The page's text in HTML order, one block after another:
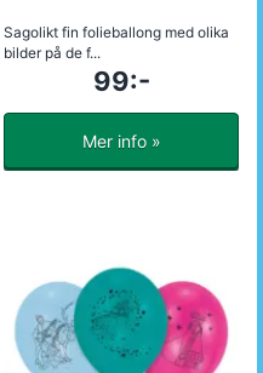
Sagolikt fin folieballong med olika
bilder på de f...
99:-
Mer info »